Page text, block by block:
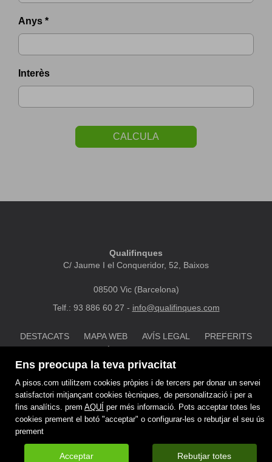
Ens preocupa la teva privacitat
A pisos.com utilitzem cookies pròpies i de tercers per donar un servei
satisfactori mitjançant cookies tècniques, de personalització i per a
fins analítics. prem AQUÍ per més informació. Pots acceptar totes les
cookies prement el botó "acceptar" o configurar-les o rebutjar el seu ús
prement
Acceptar Rebutjar totes
Anys *
Interès
CALCULA
Qualifinques
C/ Jaume I el Conqueridor, 52, Baixos
08500 Vic (Barcelona)
Telf.: 93 886 60 27 - info@qualifinques.com
DESTACATS MAPA WEB AVÍS LEGAL
PREFERITS